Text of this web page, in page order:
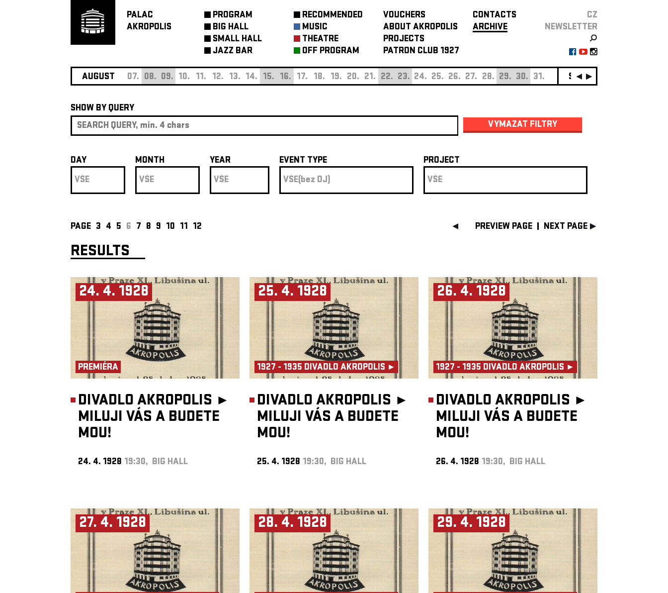
PALAC
AKROPOLIS
PROGRAM
BIG HALL
SMALL HALL
JAZZ BAR
RECOMMENDED
MUSIC
THEATRE
OFF PROGRAM
VOUCHERS
ABOUT AKROPOLIS
PROJECTS
PATRON CLUB 1927
CONTACTS
ARCHIVE
CZ
NEWSLETTER
AUGUST 07. 08. 09. 10. 11. 12. 13. 14. 15. 16. 17. 18. 19. 20. 21. 22. 23. 24. 25. 26. 27. 28. 29. 30. 31. SEPTEMBER
SHOW BY QUERY
VYMAZAT FILTRY
DAY MONTH YEAR EVENT TYPE PROJECT
PAGE 3 4 5 6 7 8 9 10 11 12 PREVIEW PAGE NEXT PAGE
RESULTS
24. 4. 1928
PREMIÉRA
DIVADLO AKROPOLIS ►
MILUJI VÁS A BUDETE
MOU!
24. 4. 1928 19:30, BIG HALL
25. 4. 1928
1927 - 1935 DIVADLO AKROPOLIS ►
DIVADLO AKROPOLIS ►
MILUJI VÁS A BUDETE
MOU!
25. 4. 1928 19:30, BIG HALL
26. 4. 1928
1927 - 1935 DIVADLO AKROPOLIS ►
DIVADLO AKROPOLIS ►
MILUJI VÁS A BUDETE
MOU!
26. 4. 1928 19:30, BIG HALL
27. 4. 1928 28. 4. 1928 29. 4. 1928